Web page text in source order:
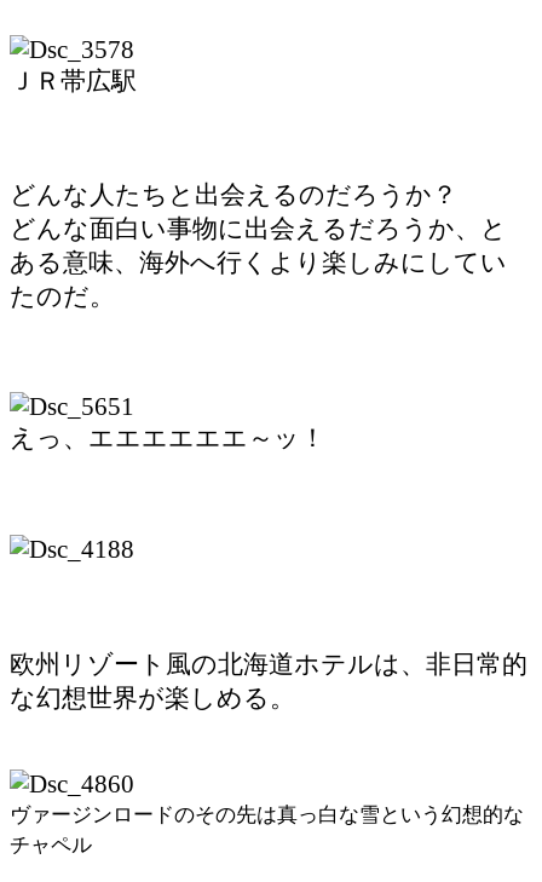
ＪＲ帯広駅
どんな人たちと出会えるのだろうか？
どんな面白い事物に出会えるだろうか、と
ある意味、海外へ行くより楽しみにしてい
たのだ。
えっ、エエエエエエ～ッ！
欧州リゾート風の北海道ホテルは、非日常的
な幻想世界が楽しめる。
ヴァージンロードのその先は真っ白な雪という幻想的な
チャペル